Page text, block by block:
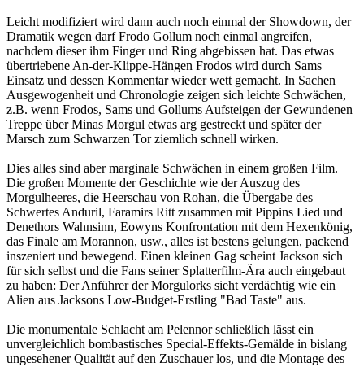
Leicht modifiziert wird dann auch noch einmal der Showdown, der
Dramatik wegen darf Frodo Gollum noch einmal angreifen,
nachdem dieser ihm Finger und Ring abgebissen hat. Das etwas
übertriebene An-der-Klippe-Hängen Frodos wird durch Sams
Einsatz und dessen Kommentar wieder wett gemacht. In Sachen
Ausgewogenheit und Chronologie zeigen sich leichte Schwächen,
z.B. wenn Frodos, Sams und Gollums Aufsteigen der Gewundenen
Treppe über Minas Morgul etwas arg gestreckt und später der
Marsch zum Schwarzen Tor ziemlich schnell wirken.
Dies alles sind aber marginale Schwächen in einem großen Film.
Die großen Momente der Geschichte wie der Auszug des
Morgulheeres, die Heerschau von Rohan, die Übergabe des
Schwertes Anduril, Faramirs Ritt zusammen mit Pippins Lied und
Denethors Wahnsinn, Eowyns Konfrontation mit dem Hexenkönig,
das Finale am Morannon, usw., alles ist bestens gelungen, packend
inszeniert und bewegend. Einen kleinen Gag scheint Jackson sich
für sich selbst und die Fans seiner Splatterfilm-Ära auch eingebaut
zu haben: Der Anführer der Morgulorks sieht verdächtig wie ein
Alien aus Jacksons Low-Budget-Erstling "Bad Taste" aus.
Die monumentale Schlacht am Pelennor schließlich lässt ein
unvergleichlich bombastisches Special-Effekts-Gemälde in bislang
ungesehener Qualität auf den Zuschauer los, und die Montage des